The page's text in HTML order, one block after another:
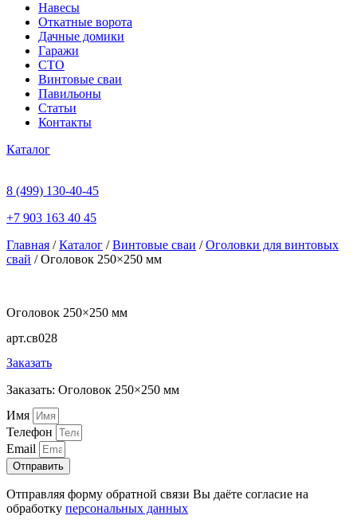
Навесы
Откатные ворота
Дачные домики
Гаражи
СТО
Винтовые сваи
Павильоны
Статьи
Контакты
Каталог
8 (499) 130-40-45
+7 903 163 40 45
Главная /Каталог /Винтовые сваи /Оголовки для винтовых
свай / Оголовок 250×250 мм
Оголовок 250×250 мм
арт.св028
Заказать
Заказать: Оголовок 250×250 мм
Имя
Телефон
Email
Отправить
Отправляя форму обратной связи Вы даёте согласие на
обработку персональных данных